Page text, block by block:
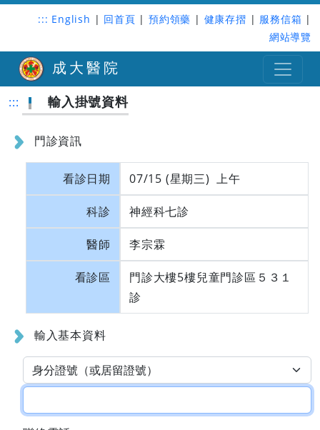
::: English | 回首頁 | 預約領藥 | 健康存摺 | 服務信箱 |
網站導覽
成大醫院
::: 輸入掛號資料
門診資訊
看診日期 07/15 (星期三) 上午
科診 神經科七診
醫師 李宗霖
看診區
門診大樓5樓兒童門診區５３１
診
輸入基本資料